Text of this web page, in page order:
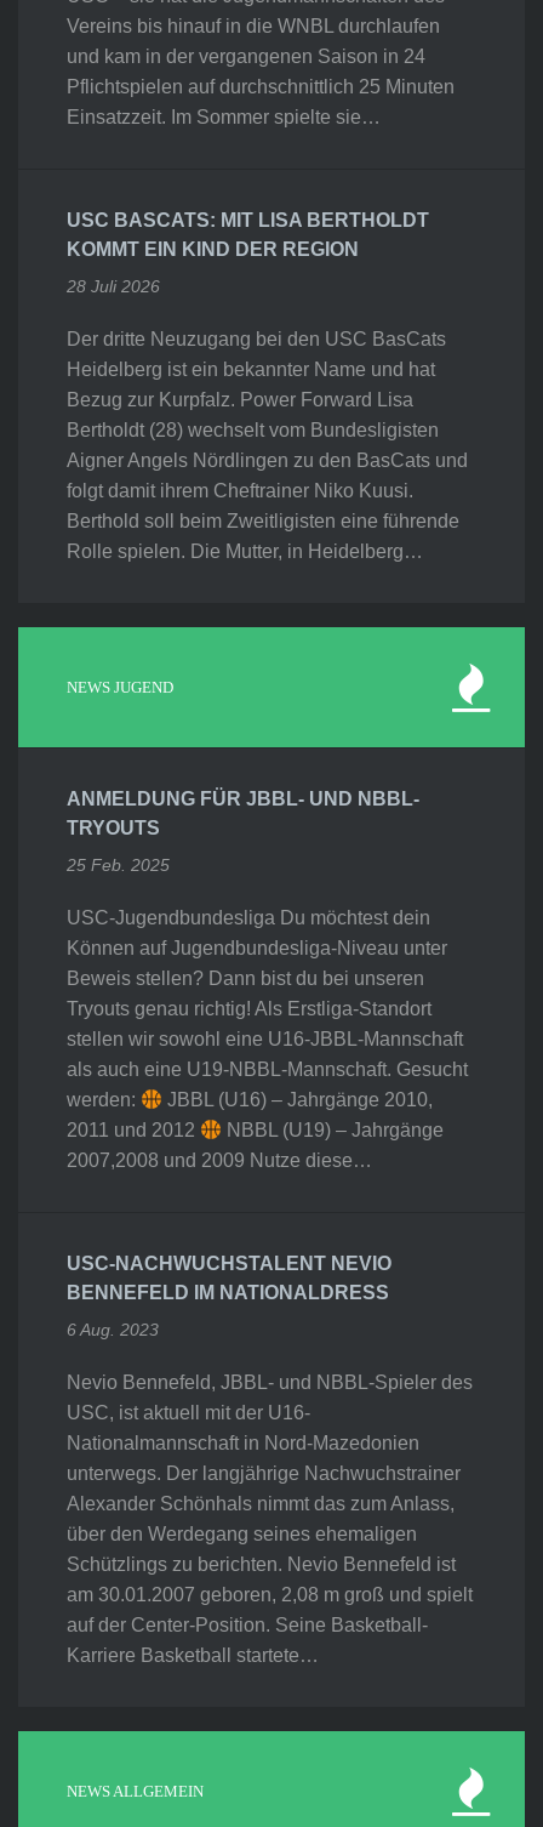
Vereins bis hinauf in die WNBL durchlaufen
und kam in der vergangenen Saison in 24
Pflichtspielen auf durchschnittlich 25 Minuten
Einsatzzeit. Im Sommer spielte sie…
USC BASCATS: MIT LISA BERTHOLDT
KOMMT EIN KIND DER REGION
28 Juli 2026
Der dritte Neuzugang bei den USC BasCats
Heidelberg ist ein bekannter Name und hat
Bezug zur Kurpfalz. Power Forward Lisa
Bertholdt (28) wechselt vom Bundesligisten
Aigner Angels Nördlingen zu den BasCats und
folgt damit ihrem Cheftrainer Niko Kuusi.
Berthold soll beim Zweitligisten eine führende
Rolle spielen. Die Mutter, in Heidelberg…
NEWS JUGEND
ANMELDUNG FÜR JBBL- UND NBBL-
TRYOUTS
25 Feb. 2025
USC-Jugendbundesliga Du möchtest dein
Können auf Jugendbundesliga-Niveau unter
Beweis stellen? Dann bist du bei unseren
Tryouts genau richtig! Als Erstliga-Standort
stellen wir sowohl eine U16-JBBL-Mannschaft
als auch eine U19-NBBL-Mannschaft. Gesucht
werden:
JBBL (U16) – Jahrgänge 2010,
2011 und 2012
NBBL (U19) – Jahrgänge
2007,2008 und 2009 Nutze diese…
USC-NACHWUCHSTALENT NEVIO
BENNEFELD IM NATIONALDRESS
6 Aug. 2023
Nevio Bennefeld, JBBL- und NBBL-Spieler des
USC, ist aktuell mit der U16-
Nationalmannschaft in Nord-Mazedonien
unterwegs. Der langjährige Nachwuchstrainer
Alexander Schönhals nimmt das zum Anlass,
über den Werdegang seines ehemaligen
Schützlings zu berichten. Nevio Bennefeld ist
am 30.01.2007 geboren, 2,08 m groß und spielt
auf der Center-Position. Seine Basketball-
Karriere Basketball startete…
NEWS ALLGEMEIN